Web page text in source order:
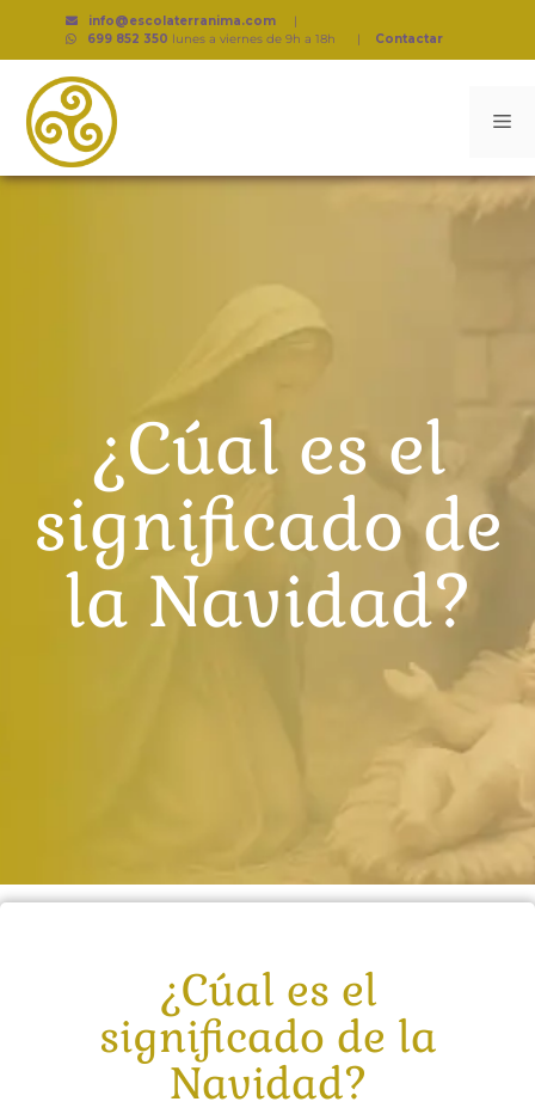
info@escolaterranima.com |
699 852 350 lunes a viernes de 9h a 18h | Contactar
¿Cúal es el
significado de
la Navidad?
¿Cúal es el
significado de la
Navidad?